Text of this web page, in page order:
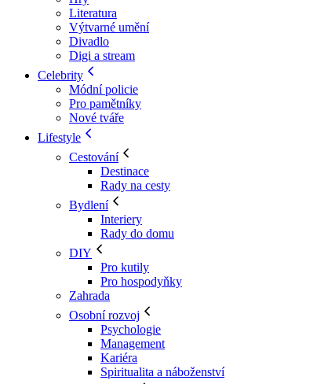
Literatura
Výtvarné umění
Divadlo
Digi a stream
Celebrity
Módní policie
Pro pamětníky
Nové tváře
Lifestyle
Cestování
Destinace
Rady na cesty
Bydlení
Interiery
Rady do domu
DIY
Pro kutily
Pro hospodyňky
Zahrada
Osobní rozvoj
Psychologie
Management
Kariéra
Spiritualita a náboženství